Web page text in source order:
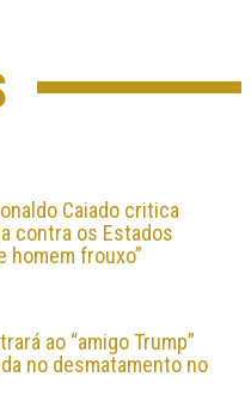
Caiado critica
contra os Estados
homem frouxo”
ao “amigo Trump”
no desmatamento no